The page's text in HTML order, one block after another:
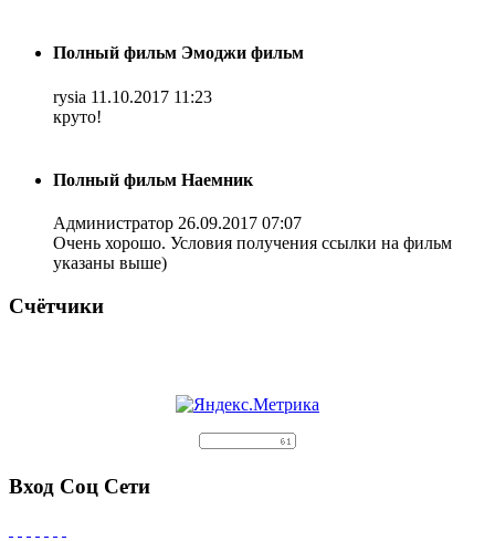
Полный фильм Эмоджи фильм
rysia 11.10.2017 11:23
круто!
Полный фильм Наемник
Администратор 26.09.2017 07:07
Очень хорошо. Условия получения ссылки на фильм
указаны выше)
Счётчики
Вход Соц Сети